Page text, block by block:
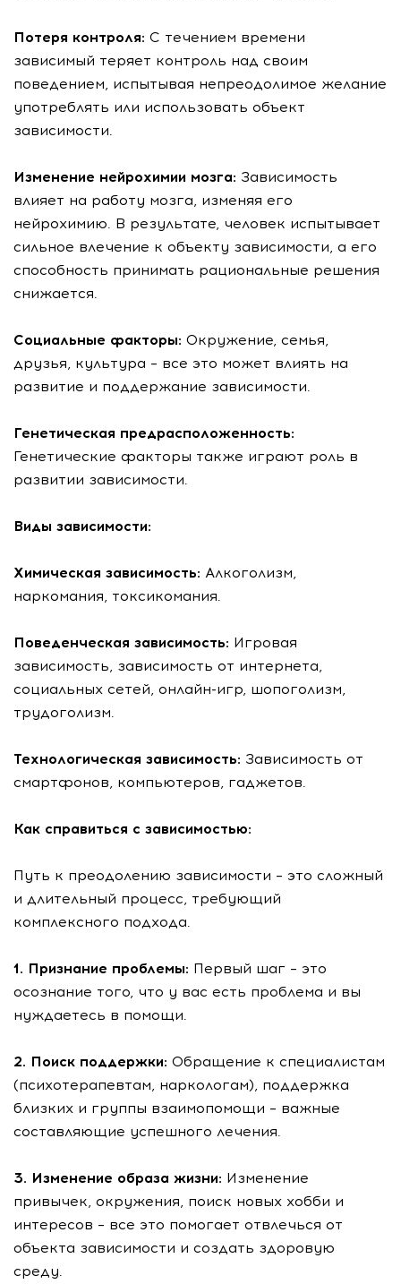
Потеря контроля: С течением времени
зависимый теряет контроль над своим
поведением, испытывая непреодолимое желание
употреблять или использовать объект
зависимости.
Изменение нейрохимии мозга: Зависимость
влияет на работу мозга, изменяя его
нейрохимию. В результате, человек испытывает
сильное влечение к объекту зависимости, а его
способность принимать рациональные решения
снижается.
Социальные факторы: Окружение, семья,
друзья, культура – все это может влиять на
развитие и поддержание зависимости.
Генетическая предрасположенность:
Генетические факторы также играют роль в
развитии зависимости.
Виды зависимости:
Химическая зависимость: Алкоголизм,
наркомания, токсикомания.
Поведенческая зависимость: Игровая
зависимость, зависимость от интернета,
социальных сетей, онлайн-игр, шопоголизм,
трудоголизм.
Технологическая зависимость: Зависимость от
смартфонов, компьютеров, гаджетов.
Как справиться с зависимостью:
Путь к преодолению зависимости – это сложный
и длительный процесс, требующий
комплексного подхода.
1. Признание проблемы: Первый шаг – это
осознание того, что у вас есть проблема и вы
нуждаетесь в помощи.
2. Поиск поддержки: Обращение к специалистам
(психотерапевтам, наркологам), поддержка
близких и группы взаимопомощи – важные
составляющие успешного лечения.
3. Изменение образа жизни: Изменение
привычек, окружения, поиск новых хобби и
интересов – все это помогает отвлечься от
объекта зависимости и создать здоровую
среду.